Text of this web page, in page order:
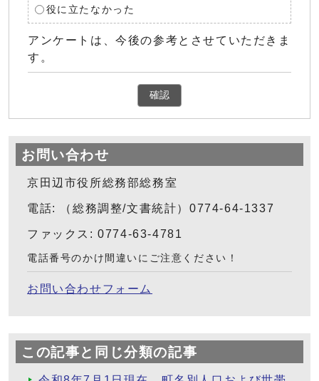
役に立たなかった
アンケートは、今後の参考とさせていただきま
す。
確認
お問い合わせ
京田辺市役所総務部総務室
電話: （総務調整/文書統計）0774-64-1337
ファックス: 0774-63-4781
電話番号のかけ間違いにご注意ください！
お問い合わせフォーム
この記事と同じ分類の記事